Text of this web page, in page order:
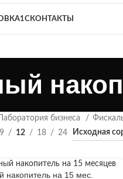
1СКОНТАКТЫ
бизнеса
9 12 18 24
накопитель на 15 мес.